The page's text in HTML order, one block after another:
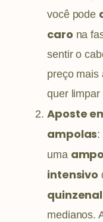
você pode
caro na
sentir o
preço mais
quer limpar
Aposte
ampolas:
uma
intensivo
quinzenal
medianos.